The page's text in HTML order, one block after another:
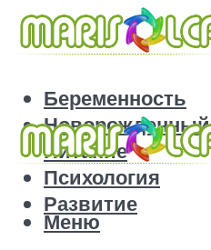
Беременность
Новорожденный
Питание
Психология
Развитие
Меню